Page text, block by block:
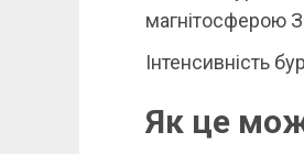
магнітосферою
Інтенсивність
Як це